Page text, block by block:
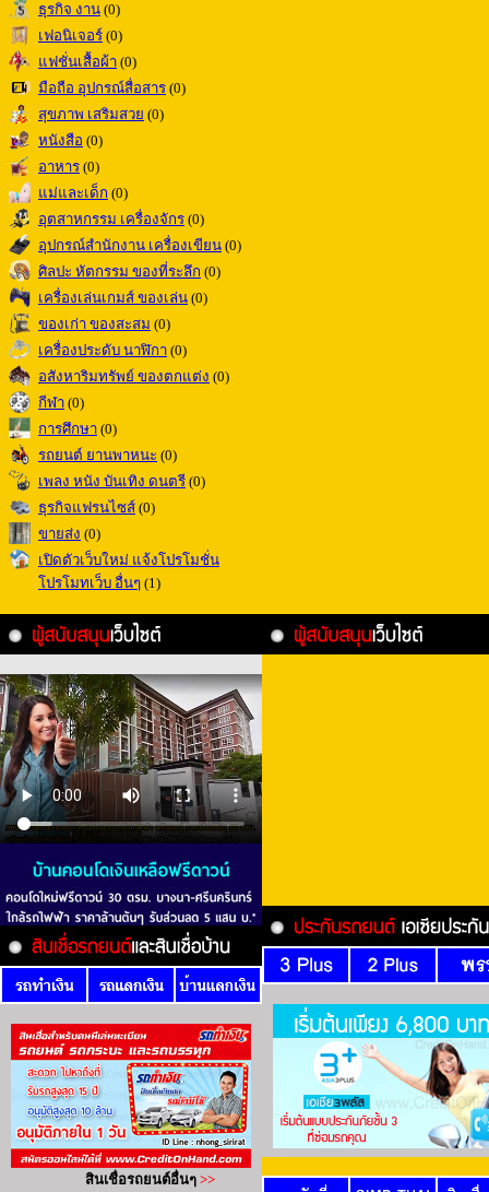
ธุรกิจ งาน (0)
เฟอนิเจอร์ (0)
แฟชั่นเสื้อผ้า (0)
มือถือ อุปกรณ์สื่อสาร (0)
สุขภาพ เสริมสวย (0)
หนังสือ (0)
อาหาร (0)
แม่และเด็ก (0)
อุตสาหกรรม เครื่องจักร (0)
อุปกรณ์สำนักงาน เครื่องเขียน (0)
ศิลปะ หัตกรรม ของที่ระลึก (0)
เครื่องเล่นเกมส์ ของเล่น (0)
ของเก่า ของสะสม (0)
เครื่องประดับ นาฬิกา (0)
อสังหาริมทรัพย์ ของตกแต่ง (0)
กีฬา (0)
การศึกษา (0)
รถยนต์ ยานพาหนะ (0)
เพลง หนัง บันเทิง ดนตรี (0)
ธุรกิจแฟรนไซส์ (0)
ขายส่ง (0)
เปิดตัวเว็บใหม่ แจ้งโปรโมชั่น
โปรโมทเว็บ อื่นๆ (1)